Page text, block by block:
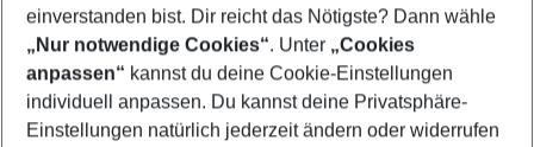
Footer
Footer navigation
Über uns
einverstanden bist. Dir reicht das Nötigste? Dann wähle
„Nur notwendige Cookies“. Unter „Cookies
anpassen“ kannst du deine Cookie-Einstellungen
individuell anpassen. Du kannst deine Privatsphäre-
Einstellungen natürlich jederzeit ändern oder widerrufen